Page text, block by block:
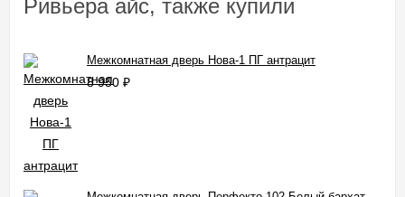
Ривьера айс, также купили
Межкомнатная дверь Нова-1 ПГ антрацит
8 950 ₽